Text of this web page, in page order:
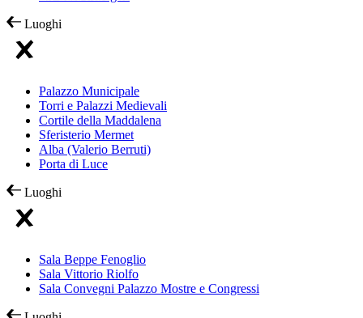
Luoghi
Palazzo Municipale
Torri e Palazzi Medievali
Cortile della Maddalena
Sferisterio Mermet
Alba (Valerio Berruti)
Porta di Luce
Luoghi
Sala Beppe Fenoglio
Sala Vittorio Riolfo
Sala Convegni Palazzo Mostre e Congressi